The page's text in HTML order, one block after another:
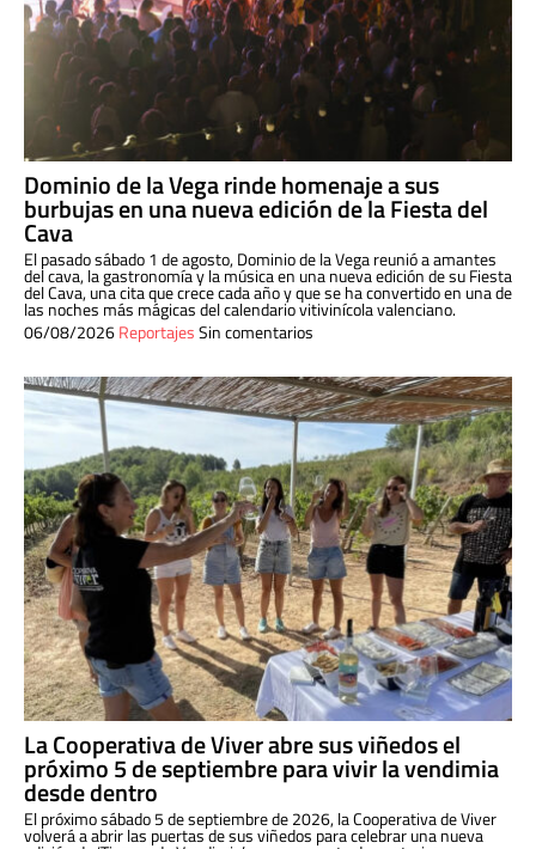
Dominio de la Vega rinde homenaje a sus
burbujas en una nueva edición de la Fiesta del
Cava
El pasado sábado 1 de agosto, Dominio de la Vega reunió a amantes
del cava, la gastronomía y la música en una nueva edición de su Fiesta
del Cava, una cita que crece cada año y que se ha convertido en una de
las noches más mágicas del calendario vitivinícola valenciano.
06/08/2026ReportajesSin comentarios
La Cooperativa de Viver abre sus viñedos el
próximo 5 de septiembre para vivir la vendimia
desde dentro
El próximo sábado 5 de septiembre de 2026, la Cooperativa de Viver
volverá a abrir las puertas de sus viñedos para celebrar una nueva